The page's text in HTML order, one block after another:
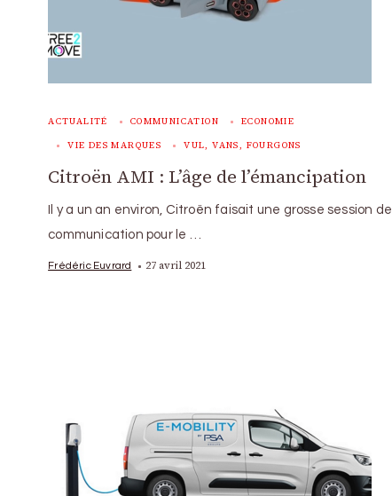
ACTUALITÉ COMMUNICATION ECONOMIE
VIE DES MARQUES VUL, VANS, FOURGONS
Citroën AMI : L’âge de l’émancipation
Il y a un an environ, Citroën faisait une grosse session de
communication pour le …
Frédéric Euvrard 27 avril 2021